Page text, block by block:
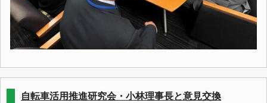
自転車活用推進研究会・小林理事長と意見交換